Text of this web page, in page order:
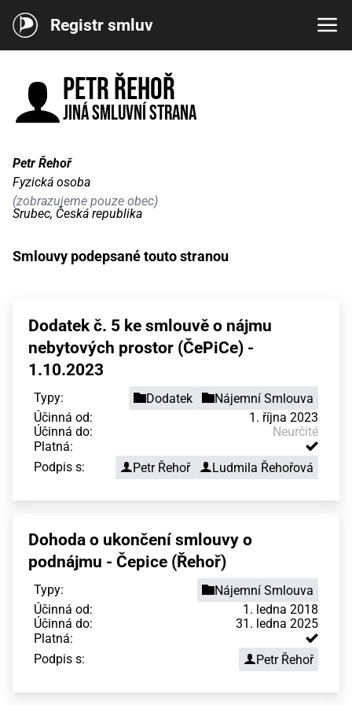
Registr smluv
Petr Řehoř
Jiná smluvní strana
Petr Řehoř
Fyzická osoba
(zobrazujeme pouze obec)
Srubec, Česká republika
Smlouvy podepsané touto stranou
Dodatek č. 5 ke smlouvě o nájmu
nebytových prostor (ČePiCe) -
1.10.2023
Typy: Dodatek
Nájemní Smlouva
Účinná od:
1. října 2023
Účinná do:
Neurčité
Platná:
Podpis s:
Petr Řehoř Ludmila Řehořová
Dohoda o ukončení smlouvy o
podnájmu - Čepice (Řehoř)
Typy:
Nájemní Smlouva
Účinná od:
1. ledna 2018
Účinná do:
31. ledna 2025
Platná:
Podpis s:
Petr Řehoř